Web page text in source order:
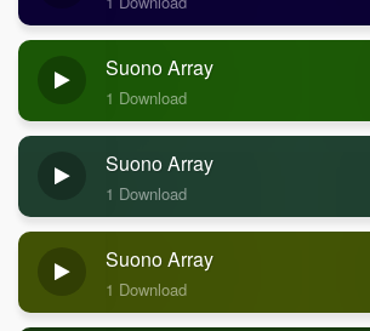
Suono Array
1 Download
Suono Array
1 Download
Suono Array
1 Download